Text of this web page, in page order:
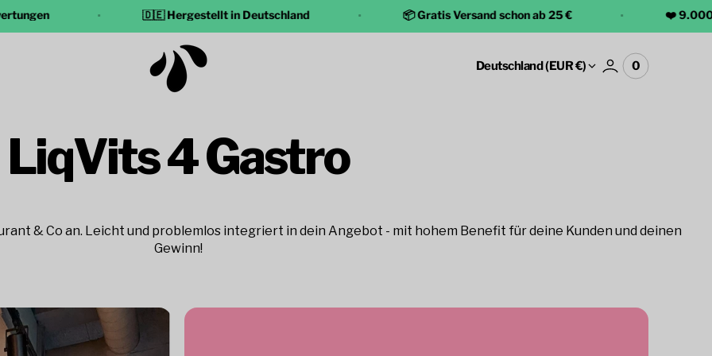
🇩🇪 Hergestellt in Deutschland 📦 Gratis Versand schon ab 25 € ❤️ 9.000+
Garantie
Deutschland (EUR €)
Warenkorb
0
0
Elemente
LiqVits 4 Gastro
& Co an. Leicht und problemlos integriert in dein Angebot - mit hohem Benefit für deine Kunden und deinen
Gewinn!